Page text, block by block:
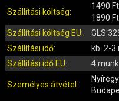
IZZÓ (ROBOGÓ, QUAD,
KARBURÁTOROK ÉS
KENŐANYAGOK,
KIEGÉSZÍTŐK
KILÓMÉTERÓRA ÉS
Szállítási költség:
1490
1890
Szállítási költség EU:
GLS
Szállítási idő:
kb. 2-
Szállítási idő EU:
4
Személyes átvétel: